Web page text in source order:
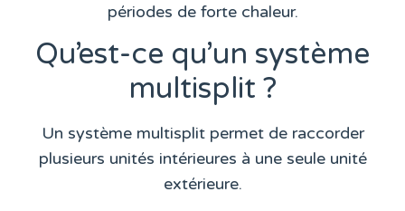
périodes de forte chaleur.
Qu’est-ce qu’un système
multisplit ?
Un système multisplit permet de raccorder
plusieurs unités intérieures à une seule unité
extérieure.